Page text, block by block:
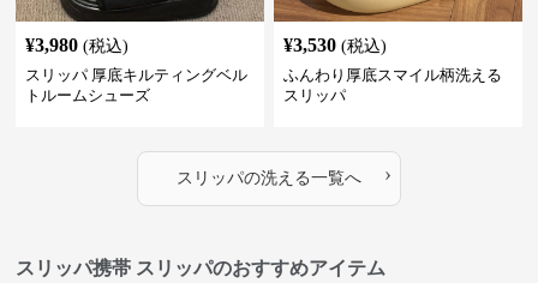
¥3,980 (税込)
スリッパ 厚底キルティングベル
トルームシューズ
¥3,530 (税込)
ふんわり厚底スマイル柄洗える
スリッパ
スリッパの洗える一覧へ ›
スリッパ携帯 スリッパのおすすめアイテム